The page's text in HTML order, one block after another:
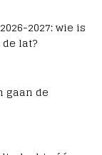
2027: wie is
lat?
gaan de